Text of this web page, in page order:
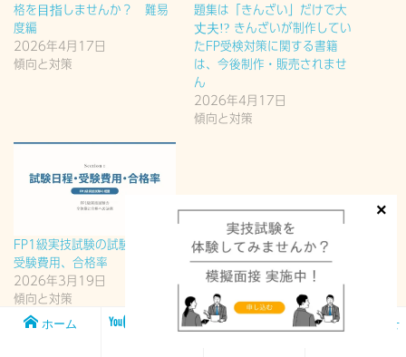
格を目指しませんか？ 難易
度編
2026年4月17日
傾向と対策
題集は「きんざい」だけで大
丈夫!? きんざいが制作してい
たFP受検対策に関する書籍
は、今後制作・販売されませ
ん
2026年4月17日
傾向と対策
FP1級実技試験の試験日程、
受験費用、合格率
2026年3月19日
傾向と対策
ホーム
メンバー
FP1級実技試
お問い合わせ